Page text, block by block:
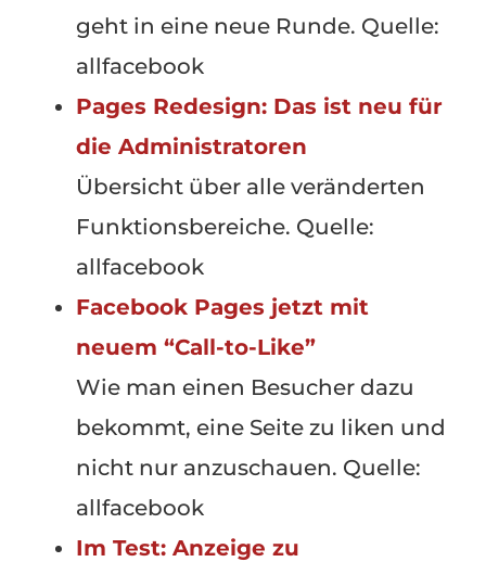
geht in eine neue Runde. Quelle:
allfacebook
Pages Redesign: Das ist neu für
die Administratoren
Übersicht über alle veränderten
Funktionsbereiche. Quelle:
allfacebook
Facebook Pages jetzt mit
neuem “Call-to-Like”
Wie man einen Besucher dazu
bekommt, eine Seite zu liken und
nicht nur anzuschauen. Quelle:
allfacebook
Im Test: Anzeige zu